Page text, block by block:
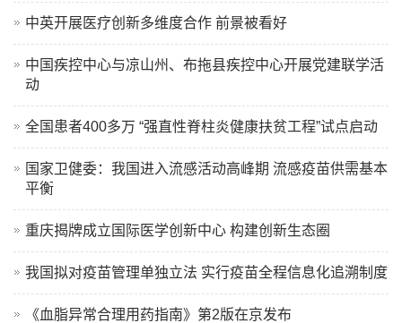
中英开展医疗创新多维度合作 前景被看好
中国疾控中心与凉山州、布拖县疾控中心开展党建联学活
动
全国患者400多万 “强直性脊柱炎健康扶贫工程”试点启动
国家卫健委：我国进入流感活动高峰期 流感疫苗供需基本
平衡
重庆揭牌成立国际医学创新中心 构建创新生态圈
我国拟对疫苗管理单独立法 实行疫苗全程信息化追溯制度
《血脂异常合理用药指南》第2版在京发布